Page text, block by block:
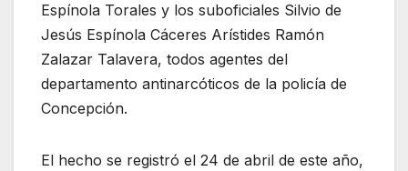
Espínola Torales y los suboficiales Silvio de
Jesús Espínola Cáceres Arístides Ramón
Zalazar Talavera, todos agentes del
departamento antinarcóticos de la policía de
Concepción.
El hecho se registró el 24 de abril de este año,